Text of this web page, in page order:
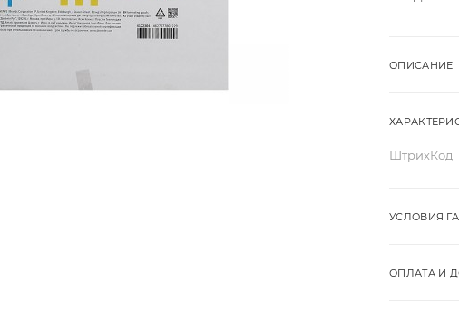
ОПИСАНИЕ
ШтрихКод
УСЛОВИЯ
ОПЛАТА И